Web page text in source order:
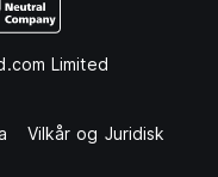
Limited
Vilkår og Juridisk